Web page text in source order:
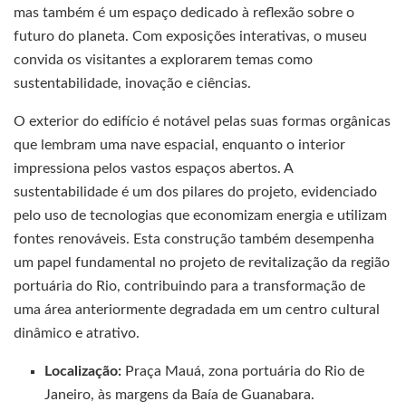
mas também é um espaço dedicado à reflexão sobre o
futuro do planeta. Com exposições interativas, o museu
convida os visitantes a explorarem temas como
sustentabilidade, inovação e ciências.
O exterior do edifício é notável pelas suas formas orgânicas
que lembram uma nave espacial, enquanto o interior
impressiona pelos vastos espaços abertos. A
sustentabilidade é um dos pilares do projeto, evidenciado
pelo uso de tecnologias que economizam energia e utilizam
fontes renováveis. Esta construção também desempenha
um papel fundamental no projeto de revitalização da região
portuária do Rio, contribuindo para a transformação de
uma área anteriormente degradada em um centro cultural
dinâmico e atrativo.
Localização: Praça Mauá, zona portuária do Rio de
Janeiro, às margens da Baía de Guanabara.